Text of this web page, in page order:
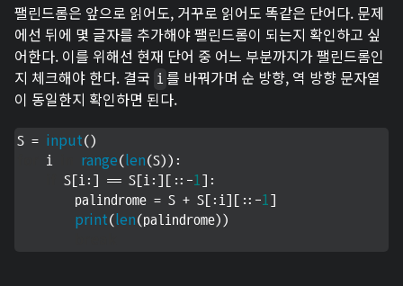
팰린드롬은 앞으로 읽어도, 거꾸로 읽어도 똑같은 단어다. 문제
에선 뒤에 몇 글자를 추가해야 팰린드롬이 되는지 확인하고 싶
어한다. 이를 위해선 현재 단어 중 어느 부분까지가 팰린드롬인
지 체크해야 한다. 결국 i를 바꿔가며 순 방향, 역 방향 문자열
이 동일한지 확인하면 된다.
S = input
i range(len(S)):
S[i:] == S[i:][::-1]:
        palindrome = S + S[:i][::-
1]
print(len(palindrome))